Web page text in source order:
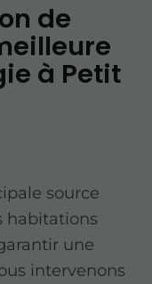
de
à Petit
source
habitations
une
intervenons